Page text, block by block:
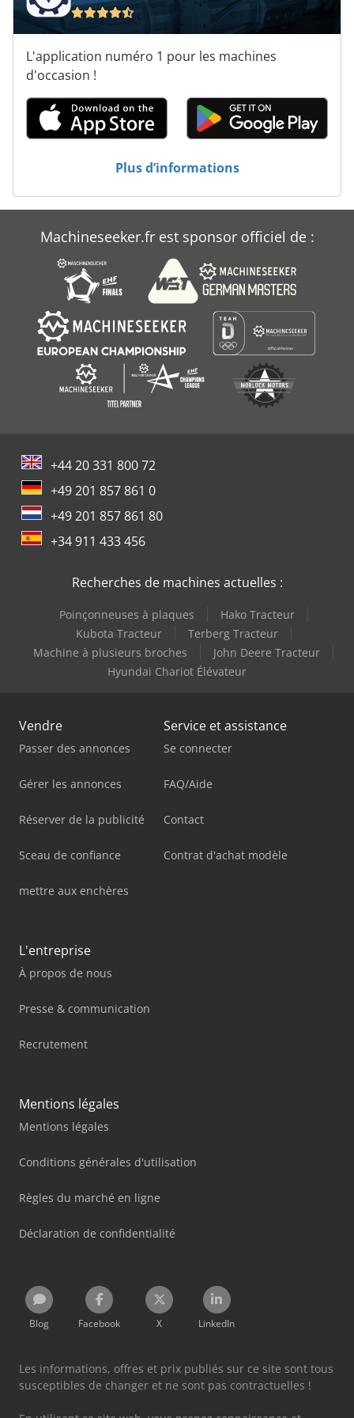
Tour Haut De La Page
Transporteur De Pièces De Rechange
Véhicule De Travail
Équipement De Bar
L'application numéro 1 pour les machines
d'occasion !
Plus d’informations
Machineseeker.fr est sponsor officiel de :
+44 20 331 800 72
+49 201 857 861 0
+49 201 857 861 80
+34 911 433 456
Recherches de machines actuelles :
Poinçonneuses à plaques
Hako Tracteur
Kubota Tracteur
Terberg Tracteur
Machine à plusieurs broches
John Deere Tracteur
Hyundai Chariot Élévateur
Vendre
Passer des annonces
Gérer les annonces
Réserver de la publicité
Sceau de confiance
mettre aux enchères
Service et assistance
Se connecter
FAQ/Aide
Contact
Contrat d'achat modèle
L'entreprise
À propos de nous
Presse & communication
Recrutement
Mentions légales
Mentions légales
Conditions générales d'utilisation
Règles du marché en ligne
Déclaration de confidentialité
Blog Facebook X LinkedIn
Les informations, offres et prix publiés sur ce site sont tous
susceptibles de changer et ne sont pas contractuelles !